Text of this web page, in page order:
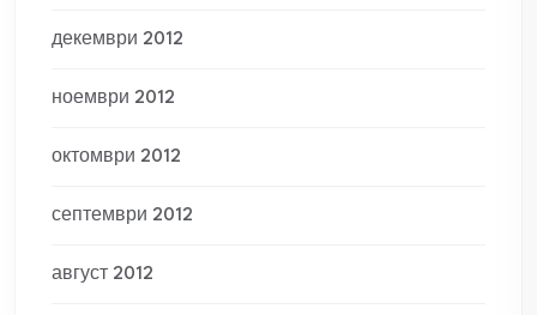
декември 2012
ноември 2012
октомври 2012
септември 2012
август 2012